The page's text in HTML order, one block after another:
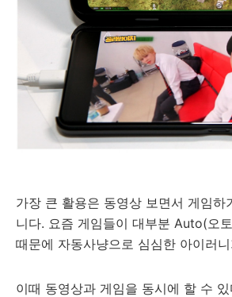
가장 큰 활용은 동영상 보면서 게임하
니다. 요즘 게임들이 대부분 Auto(오
때문에 자동사냥으로 심심한 아이러
이때 동영상과 게임을 동시에 할 수